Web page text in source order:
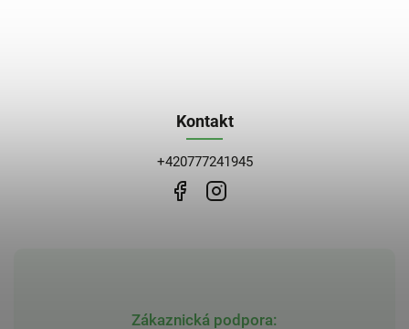
Zákaznická podpora:
Kontakt
+420777241945